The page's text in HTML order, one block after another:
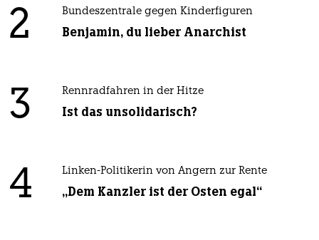
2 Bundeszentrale gegen Kinderfiguren
Benjamin, du lieber Anarchist
3 Rennradfahren in der Hitze
Ist das unsolidarisch?
4 Linken-Politikerin von Angern zur Rente
„Dem Kanzler ist der Osten egal“